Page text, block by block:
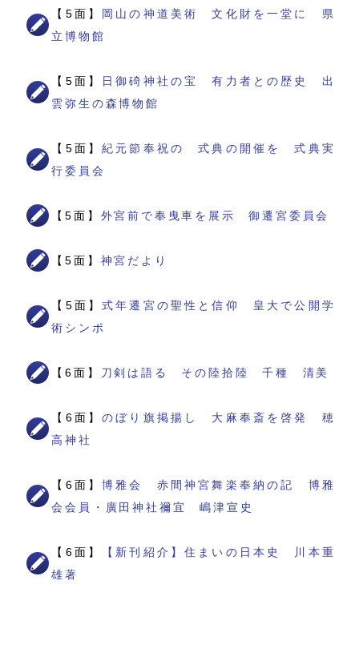
【5面】
岡山の神道美術 文化財を一堂に 県
立博物館
【5面】
日御碕神社の宝 有力者との歴史 出
雲弥生の森博物館
【5面】紀元節奉祝の 式典の開催を 式典実
行委員会
【5面】 外宮前で奉曳車を展示 御遷宮委員会
【5面】 神宮だより
【5面】式年遷宮の聖性と信仰 皇大で公開学
術シンポ
【6面】 刀剣は語る その陸拾陸 千種 清美
【6面】のぼり旗掲揚し 大麻奉斎を啓発 穂
高神社
【6面】博雅会 赤間神宮舞楽奉納の記 博雅
会会員・廣田神社禰宜 嶋津宣史
【6面】
【新刊紹介】住まいの日本史 川本重
雄著